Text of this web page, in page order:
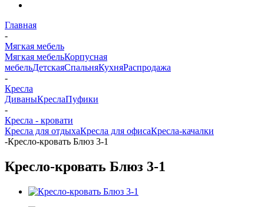
Главная
-
Мягкая мебель
Мягкая мебельКорпусная
мебельДетскаяСпальняКухняРаспродажа
-
Кресла
ДиваныКреслаПуфики
-
Кресла - кровати
Кресла для отдыхаКресла для офисаКресла-качалки
-Кресло-кровать Блюз 3-1
Кресло-кровать Блюз 3-1